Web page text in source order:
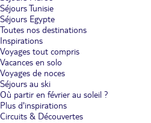
Séjours Tunisie
Séjours Egypte
Toutes nos destinations
Inspirations
Voyages tout compris
Vacances en solo
Voyages de noces
Séjours au ski
Où partir en février au soleil ?
Plus d'inspirations
Circuits & Découvertes